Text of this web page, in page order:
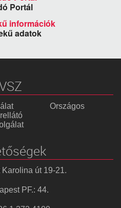
Portál
adatok
Országos
út 19-21.
PF.: 44.